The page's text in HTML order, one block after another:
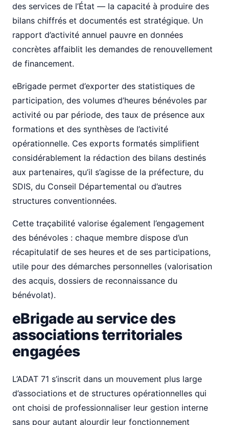
des services de l’État — la capacité à produire des
bilans chiffrés et documentés est stratégique. Un
rapport d’activité annuel pauvre en données
concrètes affaiblit les demandes de renouvellement
de financement.
eBrigade permet d’exporter des statistiques de
participation, des volumes d’heures bénévoles par
activité ou par période, des taux de présence aux
formations et des synthèses de l’activité
opérationnelle. Ces exports formatés simplifient
considérablement la rédaction des bilans destinés
aux partenaires, qu’il s’agisse de la préfecture, du
SDIS, du Conseil Départemental ou d’autres
structures conventionnées.
Cette traçabilité valorise également l’engagement
des bénévoles : chaque membre dispose d’un
récapitulatif de ses heures et de ses participations,
utile pour des démarches personnelles (valorisation
des acquis, dossiers de reconnaissance du
bénévolat).
eBrigade au service des
associations territoriales
engagées
L’ADAT 71 s’inscrit dans un mouvement plus large
d’associations et de structures opérationnelles qui
ont choisi de professionnaliser leur gestion interne
sans pour autant alourdir leur fonctionnement